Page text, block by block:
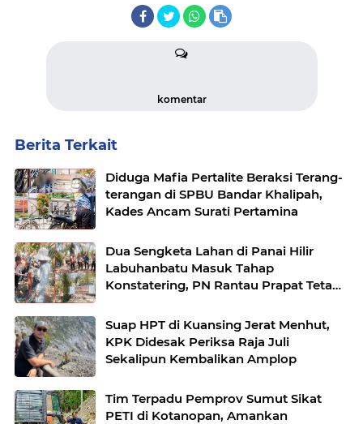
komentar
Berita Terkait
Diduga Mafia Pertalite Beraksi Terang-
terangan di SPBU Bandar Khalipah,
Kades Ancam Surati Pertamina
Dua Sengketa Lahan di Panai Hilir
Labuhanbatu Masuk Tahap
Konstatering, PN Rantau Prapat Tetap
Suap HPT di Kuansing Jerat Menhut,
KPK Didesak Periksa Raja Juli
Sekalipun Kembalikan Amplop
Tim Terpadu Pemprov Sumut Sikat
PETI di Kotanopan, Amankan